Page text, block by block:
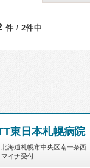
件 / 2件中
東日本札幌病院
北海道札幌市中央区南一条西
マイナ受付